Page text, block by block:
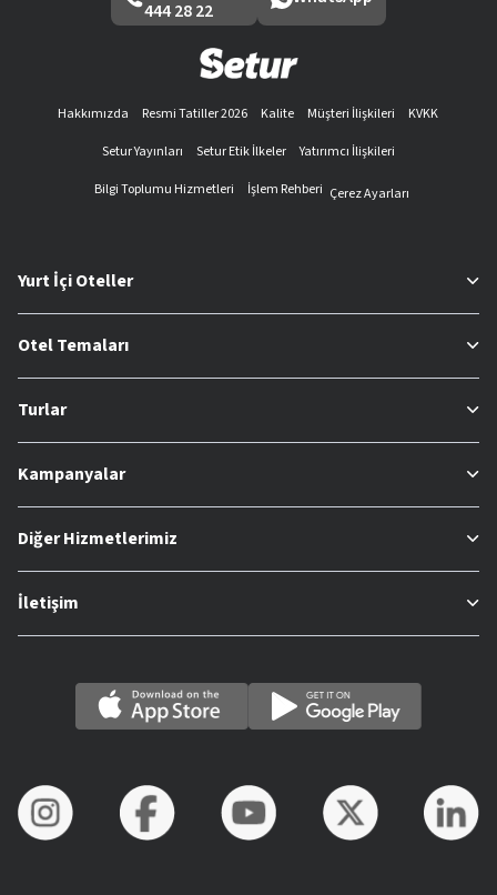
444 28 22
Hakkımızda Resmi Tatiller 2026 Kalite Müşteri İlişkileri
KVKK
Setur Yayınları
Setur Etik İlkeler
Yatırımcı İlişkileri
Bilgi Toplumu Hizmetleri
İşlem Rehberi Çerez Ayarları
Yurt İçi Oteller
Otel Temaları
Turlar
Kampanyalar
Diğer Hizmetlerimiz
İletişim